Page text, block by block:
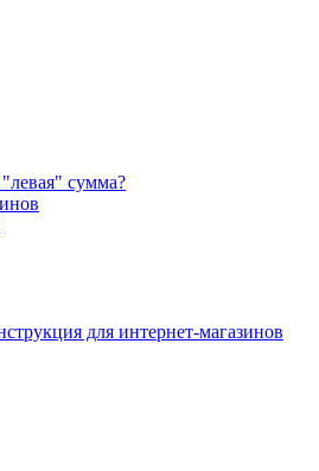
сумма?
для интернет-магазинов